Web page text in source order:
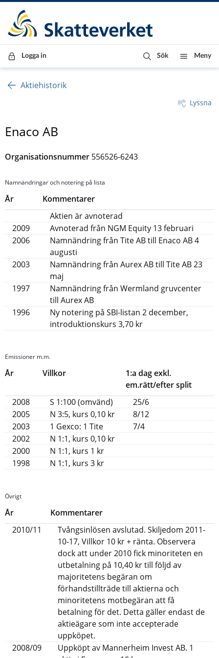
Till innehåll
Till navigationen
Till chattrobot
Logga in Sök Meny
Aktiehistorik
Lyssna
Enaco AB
Organisationsnummer 556526-6243
Namnändringar och notering på lista
År
Kommentarer
Aktien är avnoterad
2009
Avnoterad från NGM Equity 13 februari
2006
Namnändring från Tite AB till Enaco AB 4
augusti
2003
Namnändring från Aurex AB till Tite AB 23
maj
1997
Namnändring från Wermland gruvcenter
till Aurex AB
1996
Ny notering på SBI-listan 2 december,
introduktionskurs 3,70 kr
Emissioner m.m.
År Villkor
1:a dag exkl.
em.rätt/efter split
2008
S 1:100 (omvänd)
25/6
2005
N 3:5, kurs 0,10 kr
8/12
2003
1 Gexco: 1 Tite
7/4
2002
N 1:1, kurs 0,10 kr
2000
N 1:1, kurs 1 kr
1998
N 1:1, kurs 3 kr
Övrigt
År
Kommentarer
2010/11
Tvångsinlösen avslutad. Skiljedom 2011-
10-17, Villkor 10 kr + ränta. Observera
dock att under 2010 fick minoriteten en
utbetalning på 10,40 kr till följd av
majoritetens begäran om
förhandstillträde till aktierna och
minoritetens motbegäran att få
betalning för det. Detta gäller endast de
aktieägare som inte accepterade
uppköpet.
2008/09
Uppköpt av Mannerheim Invest AB. 1